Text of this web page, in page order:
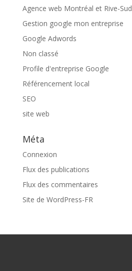
Agence web Montréal et Rive-Sud
Gestion google mon entreprise
Google Adwords
Non classé
Profile d'entreprise Google
Référencement local
SEO
site web
Méta
Connexion
Flux des publications
Flux des commentaires
Site de WordPress-FR